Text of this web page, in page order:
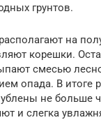
грунтов.
на
корешки.
смесью
опада. В итоге
не больше
и слегка